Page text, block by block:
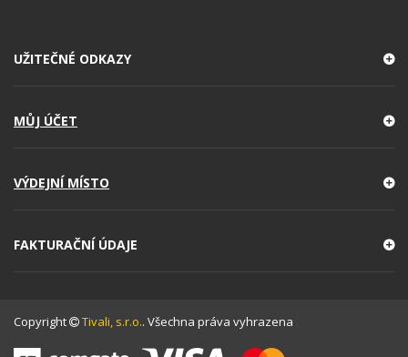
UŽITEČNÉ ODKAZY
MŮJ ÚČET
VÝDEJNÍ MÍSTO
FAKTURAČNÍ ÚDAJE
Copyright Tivali, s.r.o.. Všechna práva vyhrazena